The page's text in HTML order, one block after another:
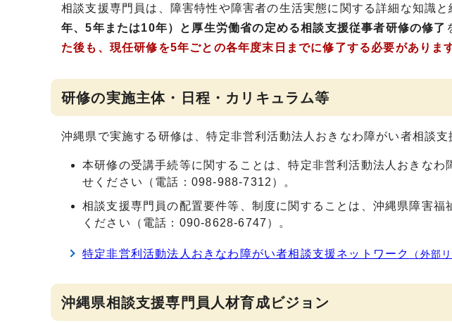
相談支援専門員は、障害特性や障害者の生活実態に関する詳細な知識
年、5年または10年）と厚生労働省の定める相談支援従事者研修の修了
た後も、現任研修を5年ごとの各年度末日までに修了する必要がありま
研修の実施主体・日程・カリキュラム等
沖縄県で実施する研修は、特定非営利活動法人おきなわ障がい者相談支
本研修の受講手続等に関することは、特定非営利活動法人おきな
せください（電話：098-988-7312）。
相談支援専門員の配置要件等、制度に関することは、沖縄県障害
ください（電話：090-8628-6747）。
特定非営利活動法人おきなわ障がい者相談支援ネットワーク （外部
沖縄県相談支援専門員人材育成ビジョン